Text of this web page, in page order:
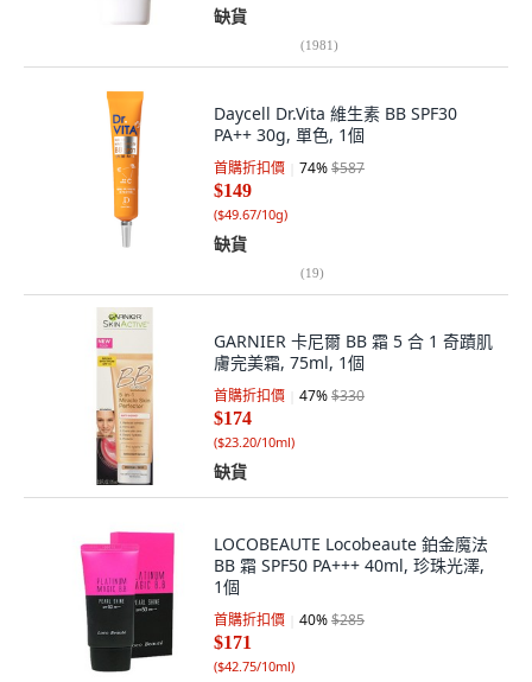
缺貨
(1981)
Daycell Dr.Vita 維生素 BB SPF30
PA++ 30g, 單色, 1個
首購折扣價 74%$587
$149
($49.67/10g)
缺貨
(19)
GARNIER 卡尼爾 BB 霜 5 合 1 奇蹟肌
膚完美霜, 75ml, 1個
首購折扣價 47%$330
$174
($23.20/10ml)
缺貨
LOCOBEAUTE Locobeaute 鉑金魔法
BB 霜 SPF50 PA+++ 40ml, 珍珠光澤,
1個
首購折扣價 40%$285
$171
($42.75/10ml)